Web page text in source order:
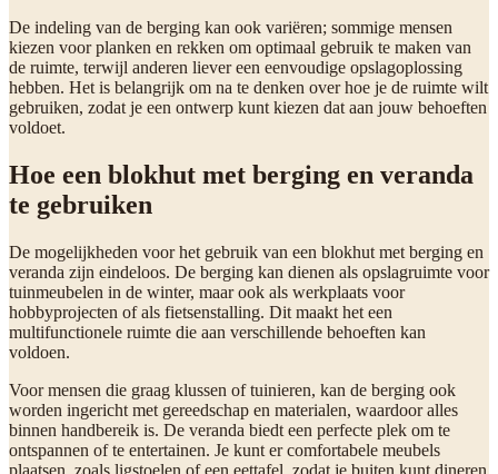
De indeling van de berging kan ook variëren; sommige mensen
kiezen voor planken en rekken om optimaal gebruik te maken van
de ruimte, terwijl anderen liever een eenvoudige opslagoplossing
hebben. Het is belangrijk om na te denken over hoe je de ruimte wilt
gebruiken, zodat je een ontwerp kunt kiezen dat aan jouw behoeften
voldoet.
Hoe een blokhut met berging en veranda
te gebruiken
De mogelijkheden voor het gebruik van een blokhut met berging en
veranda zijn eindeloos. De berging kan dienen als opslagruimte voor
tuinmeubelen in de winter, maar ook als werkplaats voor
hobbyprojecten of als fietsenstalling. Dit maakt het een
multifunctionele ruimte die aan verschillende behoeften kan
voldoen.
Voor mensen die graag klussen of tuinieren, kan de berging ook
worden ingericht met gereedschap en materialen, waardoor alles
binnen handbereik is. De veranda biedt een perfecte plek om te
ontspannen of te entertainen. Je kunt er comfortabele meubels
plaatsen, zoals ligstoelen of een eettafel, zodat je buiten kunt dineren